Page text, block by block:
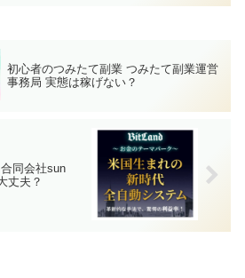
初心者のつみたて副業 つみたて副業運営
事務局 実態は稼げない？
同会社sun
丈夫？